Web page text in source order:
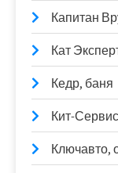
Капитан
Кат
Кедр, баня
Кит-
Ключавто,